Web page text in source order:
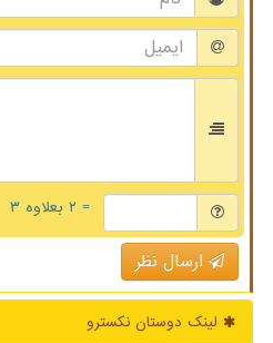
= ۲ بعلاوه ۳
ارسال نظر
لینک دوستان نكسترو